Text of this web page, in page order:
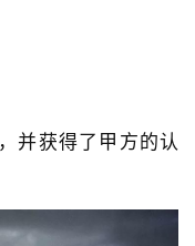
并获得了甲方的认